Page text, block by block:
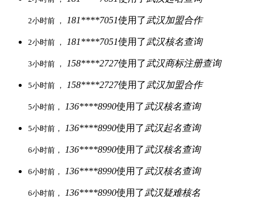
2小时前 ， 181****7051使用了 武汉加盟合作
2小时前 ， 181****7051使用了 武汉核名查询
3小时前 ， 158****2727使用了 武汉商标注册查询
5小时前 ， 158****2727使用了 武汉加盟合作
5小时前， 136****8990使用了 武汉核名查询
5小时前， 136****8990使用了 武汉起名查询
6小时前， 136****8990使用了 武汉核名查询
6小时前， 136****8990使用了 武汉核名查询
6小时前， 136****8990使用了 武汉疑难核名